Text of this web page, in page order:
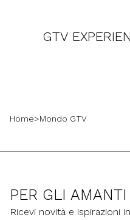
GTV
Home>Mondo GTV
PER GLI
Ricevi novità e ispirazioni